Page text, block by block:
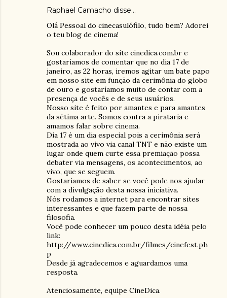
Raphael Camacho disse…
Olá Pessoal do cinecasulófilo, tudo bem? Adorei
o teu blog de cinema!
Sou colaborador do site cinedica.com.br e
gostaríamos de comentar que no dia 17 de
janeiro, as 22 horas, iremos agitar um bate papo
em nosso site em função da cerimônia do globo
de ouro e gostaríamos muito de contar com a
presença de vocês e de seus usuários.
Nosso site é feito por amantes e para amantes
da sétima arte. Somos contra a pirataria e
amamos falar sobre cinema.
Dia 17 é um dia especial pois a cerimônia será
mostrada ao vivo via canal TNT e não existe um
lugar onde quem curte essa premiação possa
debater via mensagens, os acontecimentos, ao
vivo, que se seguem.
Gostaríamos de saber se você pode nos ajudar
com a divulgação desta nossa iniciativa.
Nós rodamos a internet para encontrar sites
interessantes e que fazem parte de nossa
filosofia.
Você pode conhecer um pouco desta idéia pelo
link:
http://www.cinedica.com.br/filmes/cinefest.ph
p
Desde já agradecemos e aguardamos uma
resposta.
Atenciosamente, equipe CineDica.